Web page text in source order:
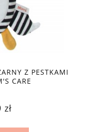
Z PESTKAMI
CARE